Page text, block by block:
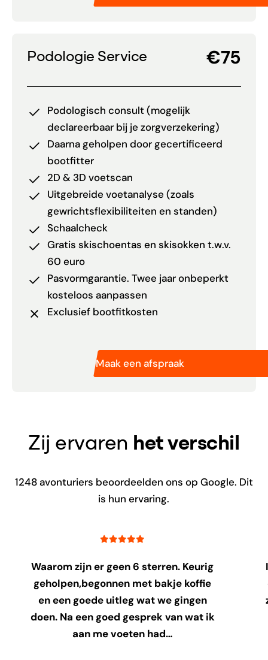
Podologie Service €75
Podologisch consult (mogelijk
declareerbaar bij je zorgverzekering)
Daarna geholpen door gecertificeerd
bootfitter
2D & 3D voetscan
Uitgebreide voetanalyse (zoals
gewrichtsflexibiliteiten en standen)
Schaalcheck
Gratis skischoentas en skisokken t.w.v.
60 euro
Pasvormgarantie. Twee jaar onbeperkt
kosteloos aanpassen
Exclusief bootfitkosten
Maak een afspraak
Zij ervaren het verschil
1248avonturiers beoordeelden ons op Google. Dit
is hun ervaring.
Waarom zijn er geen 6 sterren. Keurig
geholpen,begonnen met bakje koffie
en een goede uitleg wat we gingen
doen. Na een goed gesprek van wat ik
aan me voeten had…